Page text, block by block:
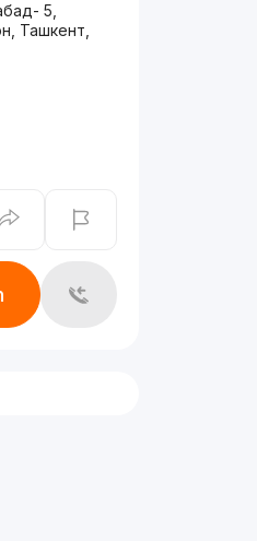
5,
Ташкент,